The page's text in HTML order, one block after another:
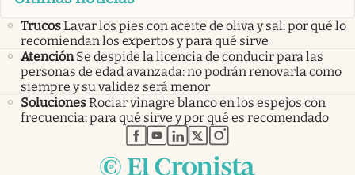
TrucosLavar los pies con aceite de oliva y sal: por qué lo
recomiendan los expertos y para qué sirve
Atención Se despide la licencia de conducir para las
personas de edad avanzada: no podrán renovarla como
siempre y su validez será menor
SolucionesRociar vinagre blanco en los espejos con
frecuencia: para qué sirve y por qué es recomendado
abre en nueva pestaña
abre en nueva pestaña
abre en nueva pestaña
abre en nueva pestaña
abre en nueva pestaña